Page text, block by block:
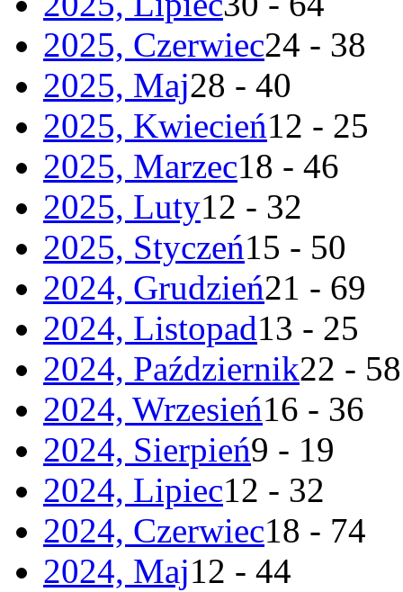
2025, Czerwiec24 - 38
2025, Maj28 - 40
2025, Kwiecień12 - 25
2025, Marzec18 - 46
2025, Luty12 - 32
2025, Styczeń15 - 50
2024, Grudzień21 - 69
2024, Listopad13 - 25
2024, Październik22 - 58
2024, Wrzesień16 - 36
2024, Sierpień9 - 19
2024, Lipiec12 - 32
2024, Czerwiec18 - 74
2024, Maj12 - 44